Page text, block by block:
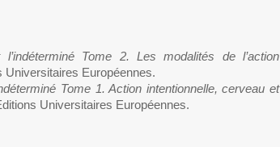
Tome 2. Les modalités de l’action
Universitaires Européennes.
Tome 1. Action intentionnelle, cerveau et
Universitaires Européennes.